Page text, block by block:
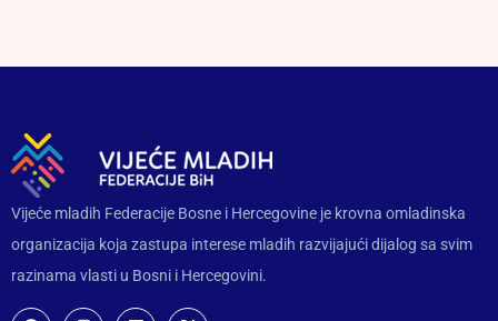
Vijeće mladih Federacije Bosne i Hercegovine je krovna omladinska
organizacija koja zastupa interese mladih razvijajući dijalog sa svim
razinama vlasti u Bosni i Hercegovini.